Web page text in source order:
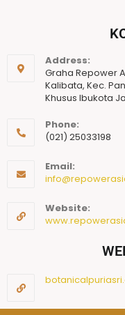
Address:
Graha Repower
Kalibata, Kec.
Khusus Ibukota
Phone:
(021) 25033198
Email:
Website: